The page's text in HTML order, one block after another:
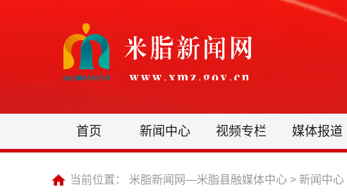
首页 新闻中心 视频专栏 媒体报道
当前位置： 米脂新闻网—米脂县融媒体中心 > 新闻中心